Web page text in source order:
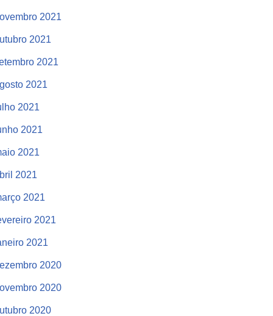
2021
2021
2021
2021
2021
2021
2021
2021
2021
2021
2021
2020
2020
2020